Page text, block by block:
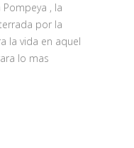
, la
por la
la vida en aquel
lo mas